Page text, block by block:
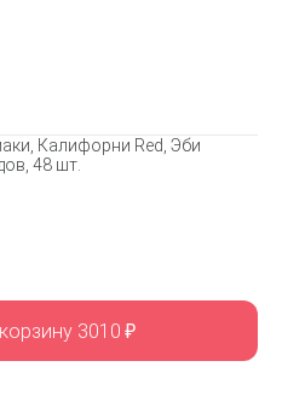
Калифорни Red, Эби
48 шт.
3010 ₽